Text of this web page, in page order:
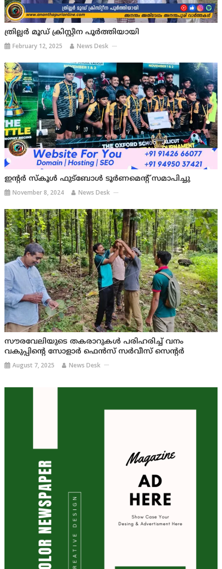
ത്രില്ലർ മൂഡ് ക്രിസ്റ്റീന പൂർത്തിയായി
February 12, 2025 News Desk
ഇന്റർ സ്കൂൾ ഫുട്‌ബോൾ ടൂർണമെന്റ് സമാപിച്ചു
November 8, 2024 News Desk
സൗരവേലിയുടെ തകരാറുകൾ പരിഹരിച്ച് വനം
വകുപ്പിന്റെ സോളാർ ഫെൻസ് സർവീസ് സെന്റർ
August 7, 2025 News Desk